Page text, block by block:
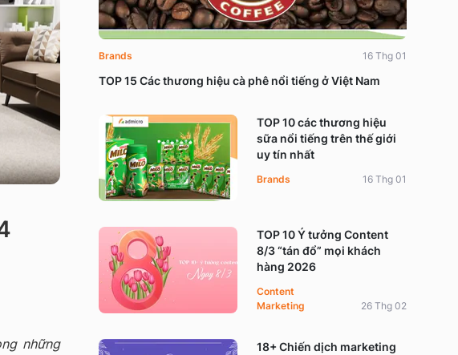
những
TOP 15 Các thương hiệu cà phê nổi tiếng ở Việt Nam
Brands 16 Thg 01
TOP 10 các thương hiệu
sữa nổi tiếng trên thế giới
uy tín nhất
Brands 16 Thg 01
TOP 10 Ý tưởng Content
8/3 “tán đổ” mọi khách
hàng 2026
Content
Marketing
26 Thg 02
18+ Chiến dịch marketing